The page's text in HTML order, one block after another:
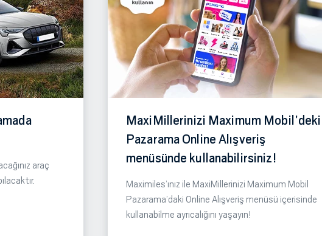
araç
MaxiMillerinizi Maximum Mobil’deki
Pazarama Online Alışveriş
menüsünde kullanabilirsiniz!
Maximiles’ınız ile MaxiMillerinizi Maximum Mobil
Pazarama’daki Online Alışveriş menüsü içerisinde
kullanabilme ayrıcalığını yaşayın!